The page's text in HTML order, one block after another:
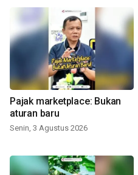
Pajak marketplace: Bukan
aturan baru
Senin, 3 Agustus 2026